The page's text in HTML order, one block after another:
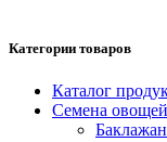
Категории товаров
Каталог
Семена овощей
Баклажан